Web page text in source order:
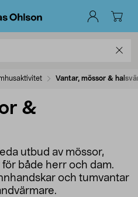
Vantar, mössor &
&
utbud av mössor,
både herr och dam.
och tumvantar